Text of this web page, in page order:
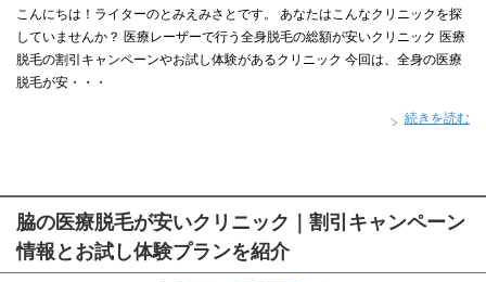
こんにちは！ライターのとみえみさとです。 あなたはこんなクリニックを探
していませんか？ 医療レーザーで行う全身脱毛の総額が安いクリニック 医療
脱毛の割引キャンペーンやお試し体験があるクリニック 今回は、全身の医療
脱毛が安・・・
続きを読む
脇の医療脱毛が安いクリニック｜割引キャンペーン
情報とお試し体験プランを紹介